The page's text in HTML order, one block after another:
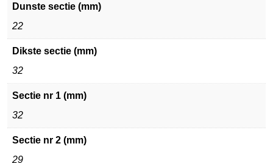
Dunste sectie (mm)
22
Dikste sectie (mm)
32
Sectie nr 1 (mm)
32
Sectie nr 2 (mm)
29